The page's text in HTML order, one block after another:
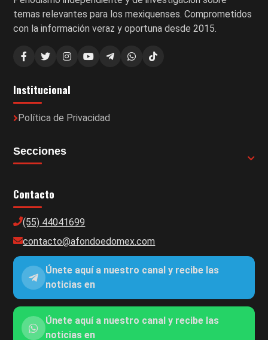
temas relevantes para los mexiquenses. Comprometidos
con la información veraz y oportuna desde 2015.
Institucional
Política de Privacidad
Secciones
Contacto
(55) 44041699
contacto@afondoedomex.com
Únete aquí a nuestro canal y recibe las
noticias en
Únete aquí a nuestro canal y recibe las
noticias en